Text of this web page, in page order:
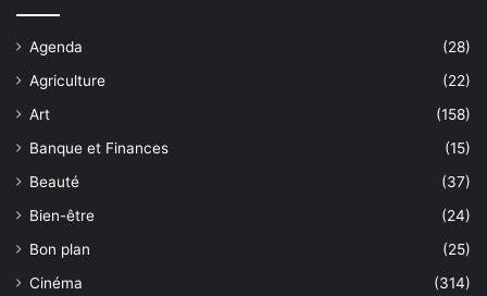
Agenda
(28)
Agriculture
(22)
Art
(158)
Banque et Finances
(15)
Beauté
(37)
Bien-être
(24)
Bon plan
(25)
Cinéma
(314)